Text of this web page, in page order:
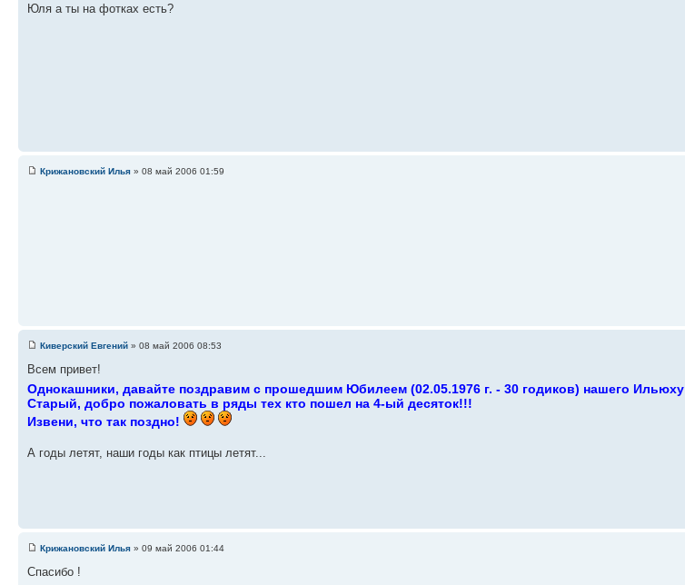
Юля а ты на фотках есть?
Крижановский Илья » 08 май 2006 01:59
Киверский Евгений » 08 май 2006 08:53
Всем привет!
Однокашники, давайте поздравим с прошедшим Юбилеем (02.05.1976 г. - 30 годиков) нашего Ильюху
Старый, добро пожаловать в ряды тех кто пошел на 4-ый десяток!!!
Извени, что так поздно!
А годы летят, наши годы как птицы летят...
Крижановский Илья » 09 май 2006 01:44
Спасибо !